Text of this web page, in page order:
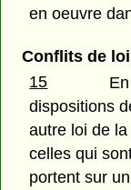
en oeuvre
Conflits de
15
dispositions
autre loi de
celles qui
portent sur